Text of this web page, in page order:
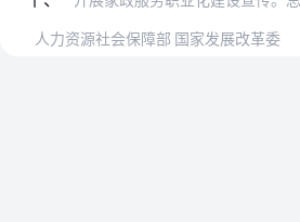
人力资源社会保障部 国家发展改革委